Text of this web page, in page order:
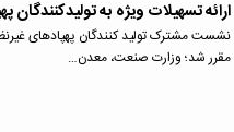
ارائه تسهیلات ویژه به تولیدکنندگان
نشست مشترک تولید کنندگان پهپاد‌های
مقرر شد؛ وزارت صنعت، معدن…